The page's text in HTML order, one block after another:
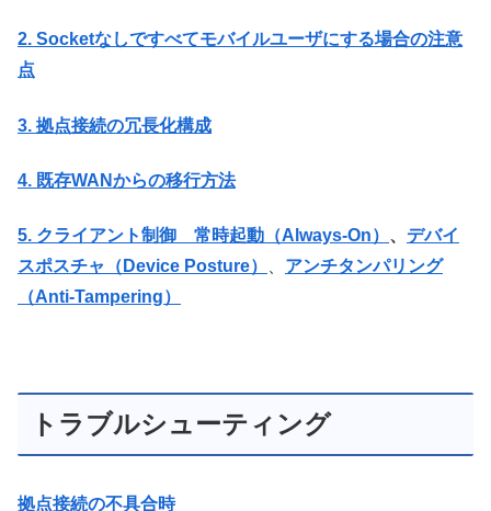
2. Socketなしですべてモバイルユーザにする場合の注意
点
3. 拠点接続の冗長化構成
4. 既存WANからの移行方法
5. クライアント制御 常時起動（Always-On） 、 デバイ
スポスチャ（Device Posture）
、 アンチタンパリング
（Anti-Tampering）
トラブルシューティング
拠点接続の不具合時